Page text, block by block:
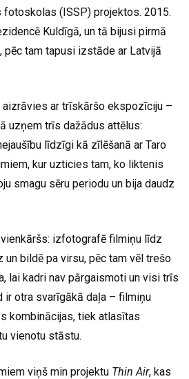
(ISSP) projektos. 2015.
Kuldīgā, un tā bijusi pirmā
tam tapusi izstāde ar Latvijā
aizrāvies ar trīskāršo ekspozīciju –
uzņem trīs dažādus attēlus:
līdzīgi kā zīlēšanā ar Taro
kur uzticies tam, ko liktenis
smagu sēru periodu un bija daudz
izfotografē filmiņu līdz
un bildē pa virsu, pēc tam vēl trešo
lai kadri nav pārgaismoti un visi trīs
ir otra svarīgākā daļa – filmiņu
kombinācijas, tiek atlasītas
vienotu stāstu.
viņš min projektu Thin Air, kas